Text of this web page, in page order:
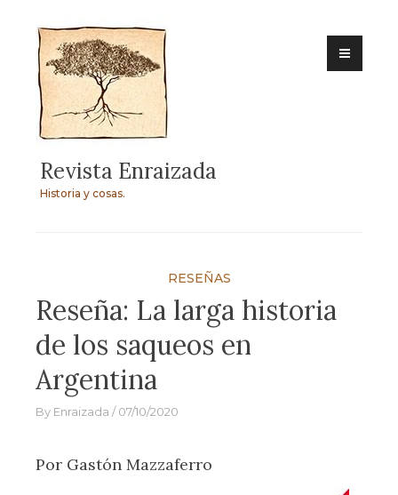
Skip
content
Revista Enraizada
Historia y cosas.
RESEÑAS
Reseña: La larga historia
de los saqueos en
Argentina
By Enraizada 07/10/2020
Por Gastón Mazzaferro